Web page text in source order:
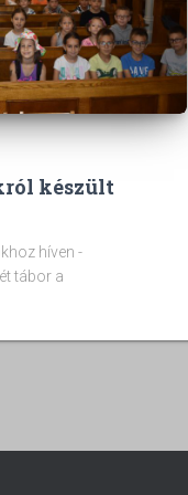
készült
híven -
tábor a